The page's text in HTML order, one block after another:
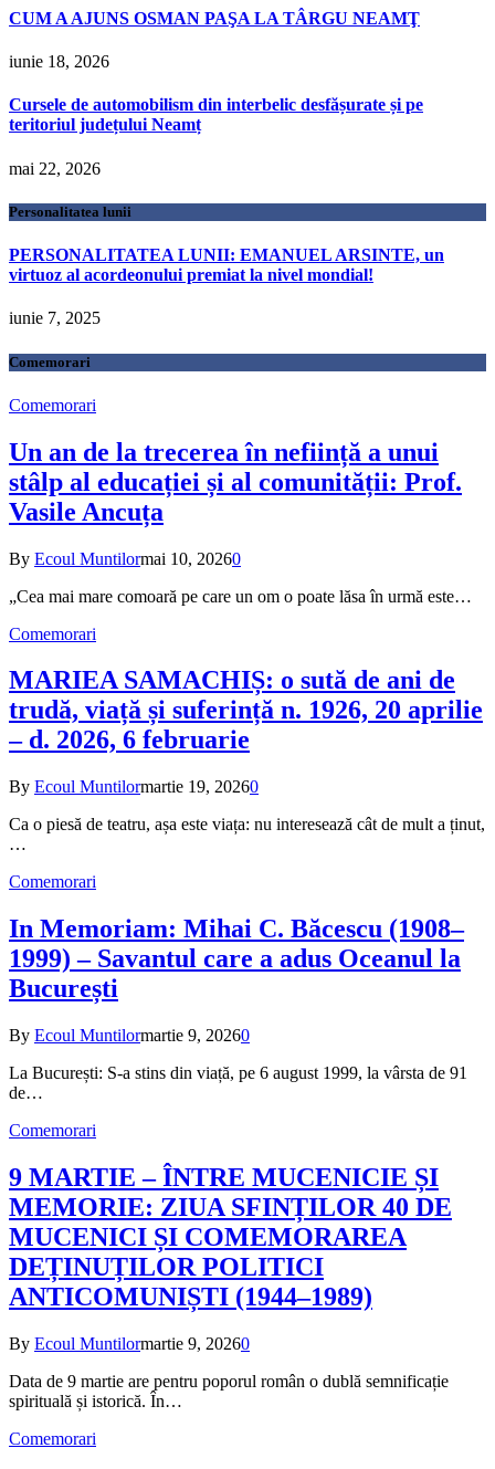
CUM A AJUNS OSMAN PAŞA LA TÂRGU NEAMŢ
iunie 18, 2026
Cursele de automobilism din interbelic desfășurate și pe
teritoriul județului Neamț
mai 22, 2026
Personalitatea lunii
PERSONALITATEA LUNII: EMANUEL ARSINTE, un
virtuoz al acordeonului premiat la nivel mondial!
iunie 7, 2025
Comemorari
Comemorari
Un an de la trecerea în neființă a unui
stâlp al educației și al comunității: Prof.
Vasile Ancuța
By Ecoul Muntilormai 10, 20260
„Cea mai mare comoară pe care un om o poate lăsa în urmă este…
Comemorari
MARIEA SAMACHIȘ: o sută de ani de
trudă, viață și suferință n. 1926, 20 aprilie
– d. 2026, 6 februarie
By Ecoul Muntilormartie 19, 20260
Ca o piesă de teatru, așa este viața: nu interesează cât de mult a ținut,
…
Comemorari
In Memoriam: Mihai C. Băcescu (1908–
1999) – Savantul care a adus Oceanul la
București
By Ecoul Muntilormartie 9, 20260
La București: S-a stins din viață, pe 6 august 1999, la vârsta de 91
de…
Comemorari
9 MARTIE – ÎNTRE MUCENICIE ȘI
MEMORIE: ZIUA SFINȚILOR 40 DE
MUCENICI ȘI COMEMORAREA
DEȚINUȚILOR POLITICI
ANTICOMUNIȘTI (1944–1989)
By Ecoul Muntilormartie 9, 20260
Data de 9 martie are pentru poporul român o dublă semnificație
spirituală și istorică. În…
Comemorari